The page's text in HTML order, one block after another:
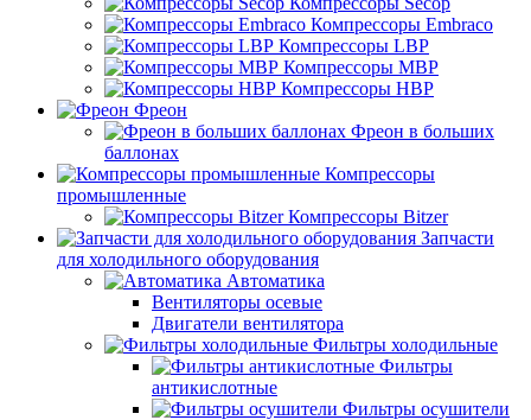
Компрессоры Embraco
Компрессоры LBP
Компрессоры MBP
Компрессоры HBP
Фреон
Фреон в больших
баллонах
Компрессоры
промышленные
Компрессоры Bitzer
Запчасти
для холодильного оборудования
Автоматика
Вентиляторы осевые
Двигатели вентилятора
Фильтры холодильные
Фильтры
антикислотные
Фильтры осушители